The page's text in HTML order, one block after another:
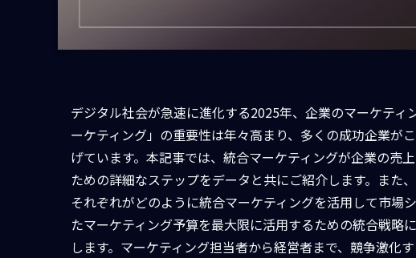
デジタル社会が急速に進化する2025年、企業のマーケテ
ーケティング」の重要性は年々高まり、多くの成功企業が
げています。本記事では、統合マーケティングが企業の売
ための詳細なステップをデータと共にご紹介します。また
それぞれがどのように統合マーケティングを活用して市場
たマーケティング予算を最大限に活用するための統合戦略
します。マーケティング担当者から経営者まで、競争激化